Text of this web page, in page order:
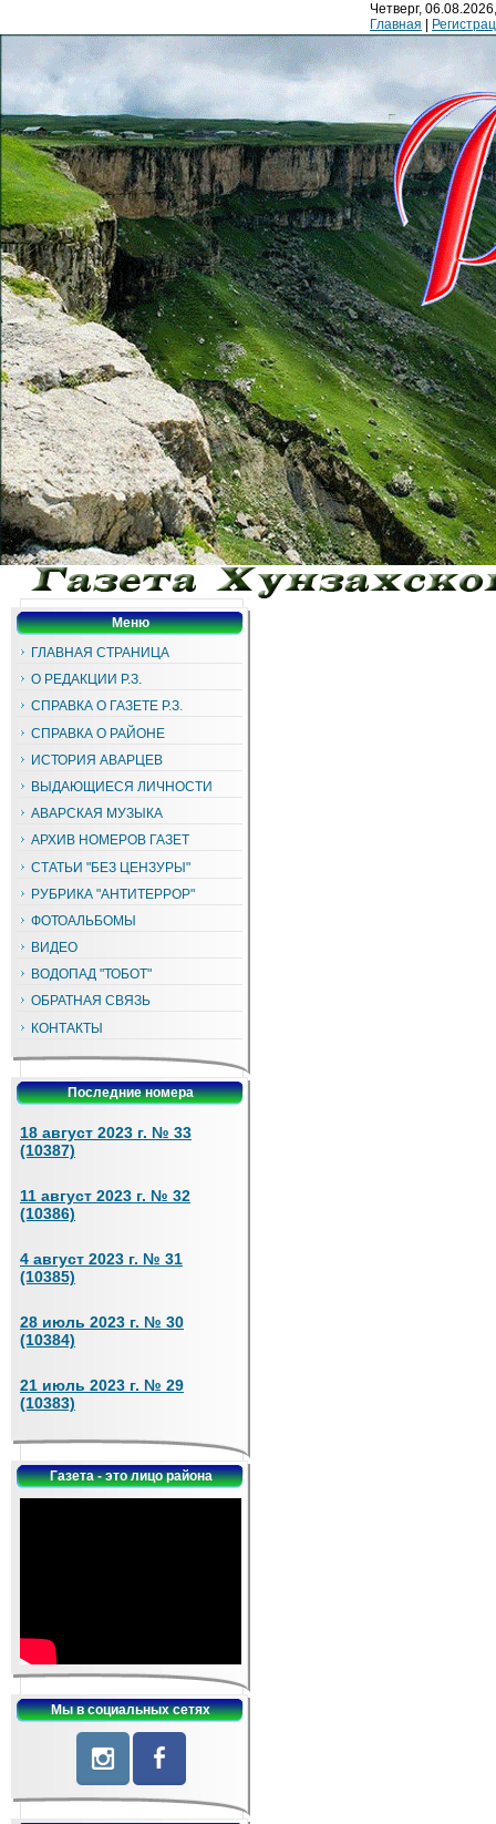
Четверг,
Главная
Меню
ГЛАВНАЯ СТРАНИЦА
О РЕДАКЦИИ Р.З.
СПРАВКА О ГАЗЕТЕ Р.З.
СПРАВКА О РАЙОНЕ
ИСТОРИЯ АВАРЦЕВ
ВЫДАЮЩИЕСЯ ЛИЧНОСТИ
АВАРСКАЯ МУЗЫКА
АРХИВ НОМЕРОВ ГАЗЕТ
СТАТЬИ "БЕЗ ЦЕНЗУРЫ"
РУБРИКА "АНТИТЕРРОР"
ФОТОАЛЬБОМЫ
ВИДЕО
ВОДОПАД "ТОБОТ"
ОБРАТНАЯ СВЯЗЬ
КОНТАКТЫ
Последние номера
18 август 2023 г. № 33
(10387)
11 август 2023 г. № 32
(10386)
4 август 2023 г. № 31
(10385)
28 июль 2023 г. № 30
(10384)
21 июль 2023 г. № 29
(10383)
Газета - это лицо района
Мы в социальных сетях